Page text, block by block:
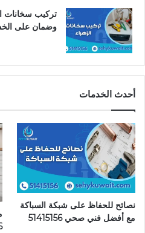
تركيب سخانات
وضمان على الخدمة
أحدث الخدمات
نصائح للحفاظ على شبكة السباكة
مع أفضل فني صحي 51415156